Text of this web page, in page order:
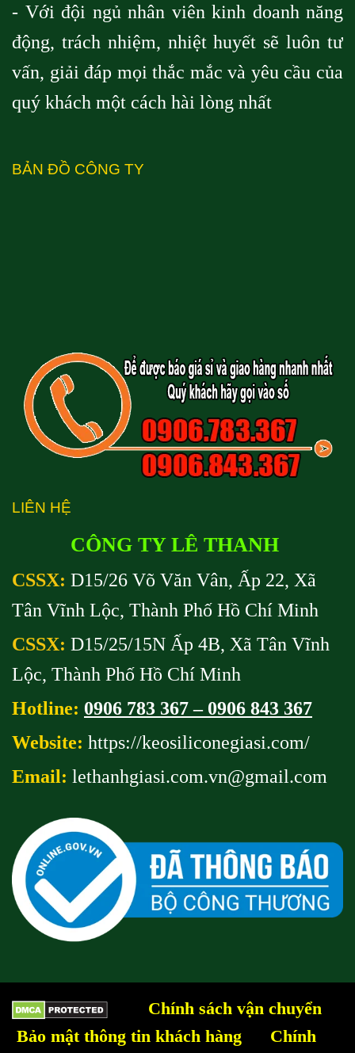
- Với đội ngủ nhân viên kinh doanh năng
động, trách nhiệm, nhiệt huyết sẽ luôn tư
vấn, giải đáp mọi thắc mắc và yêu cầu của
quý khách một cách hài lòng nhất
BẢN ĐỒ CÔNG TY
LIÊN HỆ
CÔNG TY LÊ THANH
CSSX: D15/26 Võ Văn Vân, Ấp 22, Xã
Tân Vĩnh Lộc, Thành Phố Hồ Chí Minh
CSSX: D15/25/15N Ấp 4B, Xã Tân Vĩnh
Lộc, Thành Phố Hồ Chí Minh
Hotline: 0906 783 367 – 0906 843 367
Website: https://keosiliconegiasi.com/
Email: lethanhgiasi.com.vn@gmail.com
Chính sách vận chuyển
Bảo mật thông tin khách hàng
Chính